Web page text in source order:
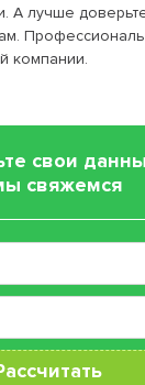
А лучше
компании.
свои
свяжемся